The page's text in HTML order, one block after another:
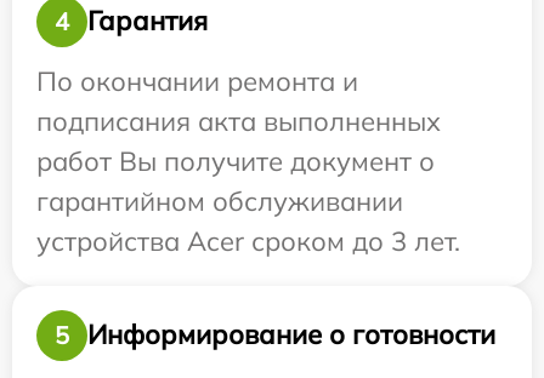
4
Гарантия
По окончании ремонта и
подписания акта выполненных
работ Вы получите документ о
гарантийном обслуживании
устройства Acer сроком до 3 лет.
5
Информирование о готовности